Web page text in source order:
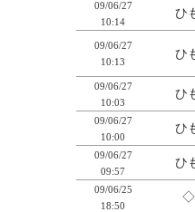
09/06/27
10:14
ひ
09/06/27
10:13
ひ
09/06/27
10:03
ひ
09/06/27
10:00
ひ
09/06/27
09:57
ひ
09/06/25
18:50